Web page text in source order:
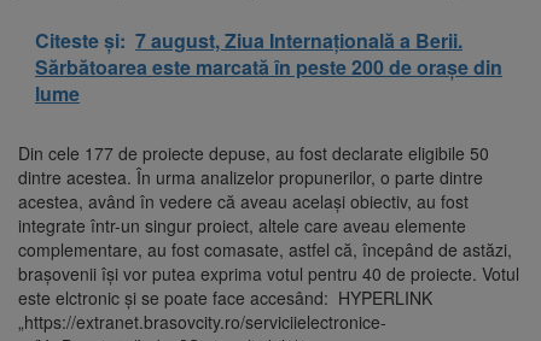
Citeste și: 7 august, Ziua Internațională a Berii.
Sărbătoarea este marcată în peste 200 de orașe din
lume
Din cele 177 de proiecte depuse, au fost declarate eligibile 50
dintre acestea. În urma analizelor propunerilor, o parte dintre
acestea, având în vedere că aveau același obiectiv, au fost
integrate într-un singur proiect, altele care aveau elemente
complementare, au fost comasate, astfel că, începând de astăzi,
brașovenii își vor putea exprima votul pentru 40 de proiecte. Votul
este elctronic și se poate face accesând: HYPERLINK
„https://extranet.brasovcity.ro/serviciielectronice-